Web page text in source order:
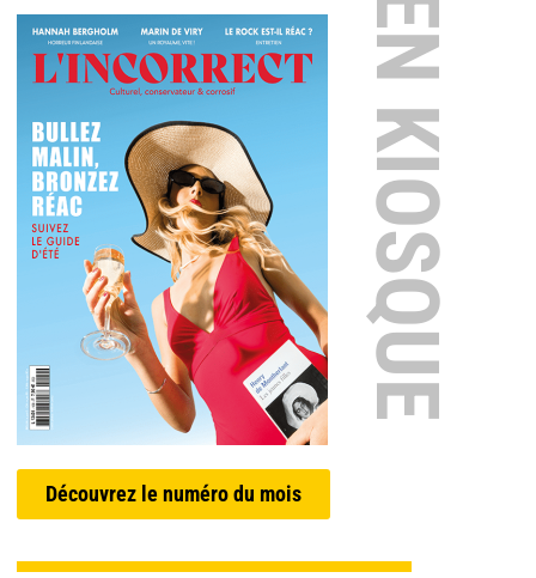
EN KIOSQUE
Découvrez le numéro du mois